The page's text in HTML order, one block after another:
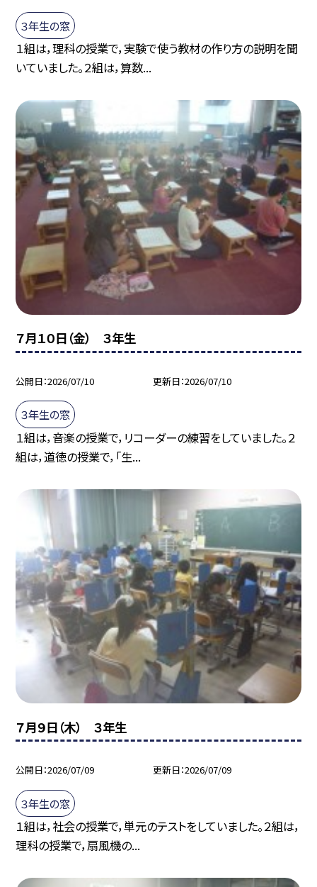
３年生の窓
１組は，理科の授業で，実験で使う教材の作り方の説明を聞
いていました。２組は，算数...
７月１０日（金） ３年生
公開日 2026/07/10 更新日 2026/07/10
３年生の窓
１組は，音楽の授業で，リコーダーの練習をしていました。２
組は，道徳の授業で，「生...
７月９日（木） ３年生
公開日 2026/07/09 更新日 2026/07/09
３年生の窓
１組は，社会の授業で，単元のテストをしていました。２組は，
理科の授業で，扇風機の...